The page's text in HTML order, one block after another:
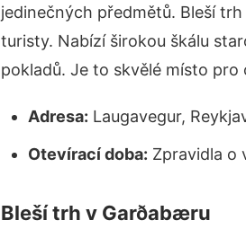
jedinečných předmětů. Bleší
turisty. Nabízí širokou škálu
pokladů. Je to skvělé místo pro
Adresa: Laugavegur,
Otevírací doba: Zpravidla o
Bleší trh v Garðabæru